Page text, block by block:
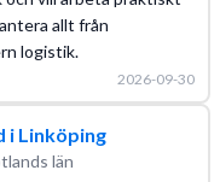
allt från
logistik.
2026-09-30
i Linköping
län